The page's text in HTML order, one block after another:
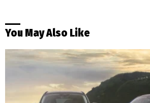
You May Also Like